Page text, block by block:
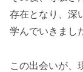
存在となり、深
学んでいきまし
この出会いが、